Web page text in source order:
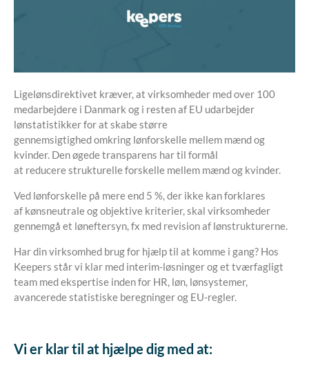
Ligelønsdirektivet kræver, at virksomheder med over 100
medarbejdere i Danmark og i resten af EU udarbejder
lønstatistikker for at skabe større
gennemsigtighed omkring lønforskelle mellem mænd og
kvinder. Den øgede transparens har til formål
at reducere strukturelle forskelle mellem mænd og kvinder.
Ved lønforskelle på mere end 5 %, der ikke kan forklares
af kønsneutrale og objektive kriterier, skal virksomheder
gennemgå et løneftersyn, fx med revision af lønstrukturerne.
Har din virksomhed brug for hjælp til at komme i gang? Hos
Keepers står vi klar med interim-løsninger og et tværfagligt
team med ekspertise inden for HR, løn, lønsystemer,
avancerede statistiske beregninger og EU-regler.
Vi er klar til at hjælpe dig med at: